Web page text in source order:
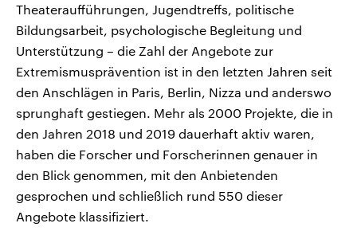
Theateraufführungen, Jugendtreffs, politische
Bildungsarbeit, psychologische Begleitung und
Unterstützung – die Zahl der Angebote zur
Extremismusprävention ist in den letzten Jahren seit
den Anschlägen in Paris, Berlin, Nizza und anderswo
sprunghaft gestiegen. Mehr als 2000 Projekte, die in
den Jahren 2018 und 2019 dauerhaft aktiv waren,
haben die Forscher und Forscherinnen genauer in
den Blick genommen, mit den Anbietenden
gesprochen und schließlich rund 550 dieser
Angebote klassifiziert.